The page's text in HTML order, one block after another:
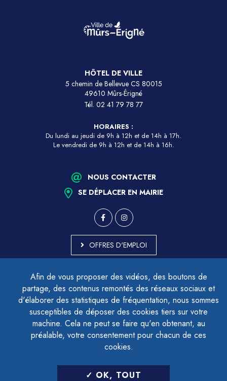
Afin de vous proposer des vidéos, des boutons de
partage, des contenus remontés des réseaux sociaux et
d'élaborer des statistiques de fréquentation, nous sommes
susceptibles de déposer des cookies tiers sur votre
machine. Cela ne peut se faire qu'en obtenant, au
préalable, votre consentement pour chacun de ces
cookies.
OK, TOUT
HÔTEL DE VILLE
5 chemin de Bellevue CS 80015
49610 Mûrs-Érigné
Tél. 02 41 79 78 77
HORAIRES :
Du lundi au jeudi de 9h à 12h et de 14h à 17h.
Le vendredi de 9h à 12h et de 14h à 16h.
NOUS CONTACTER
SE DÉPLACER EN MAIRIE
OFFRES D'EMPLOI
ACCESSIBILITÉ - PARTIELLEMENT CONFORME
PLAN DU SITE
MENTIONS LÉGALES
CONTACTER LE DÉLÉGUÉ À LA PROTECTION DES DONNÉES
GESTION DES COOKIES
LETTRE D'INFORMATION